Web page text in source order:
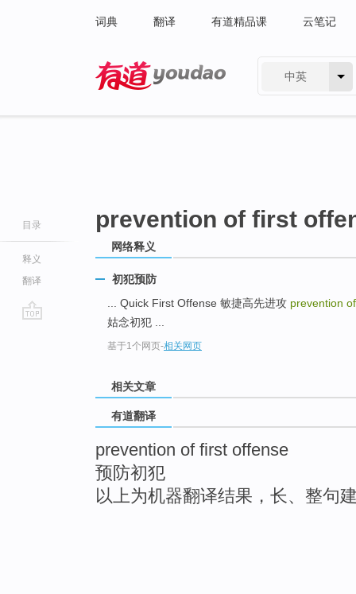
词典 翻译 有道精品课 云笔记
中英
目录
释义
翻译
prevention of first
网络释义
初犯预防
... Quick First Offense 敏捷高先进攻 prevention
姑念初犯 ...
基于1个网页-相关网页
相关文章
有道翻译
prevention of first offense
预防初犯
以上为机器翻译结果，长、整句